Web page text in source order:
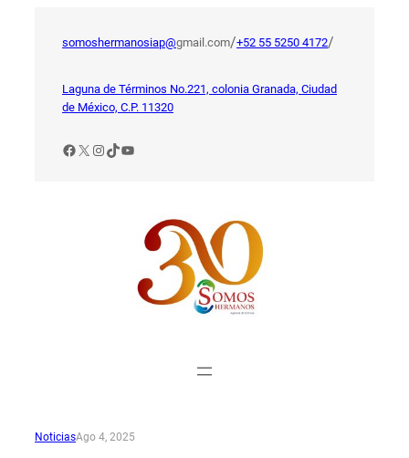
somoshermanosiap@gmail.com/+52 55 5250 4172/
Laguna de Términos No.221, colonia Granada, Ciudad
de México, C.P. 11320
Facebook
X Instagram
TikTok
YouTube
NoticiasAgo 4, 2025